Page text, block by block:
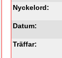
Nyckelord:
Datum:
Träffar: